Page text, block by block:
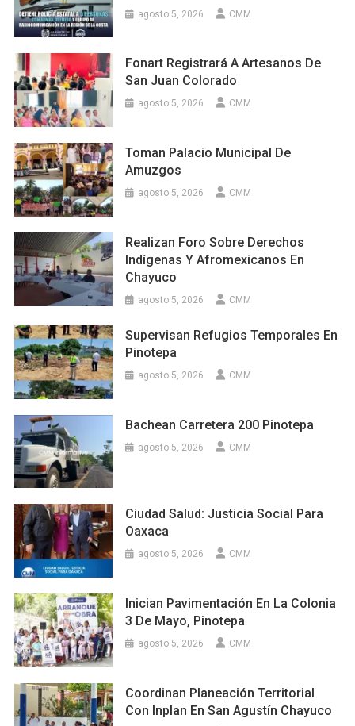
agosto 5, 2026 CMM
Fonart Registrará A Artesanos De
San Juan Colorado
agosto 5, 2026 CMM
Toman Palacio Municipal De
Amuzgos
agosto 5, 2026 CMM
Realizan Foro Sobre Derechos
Indígenas Y Afromexicanos En
Chayuco
agosto 5, 2026 CMM
Supervisan Refugios Temporales En
Pinotepa
agosto 5, 2026 CMM
Bachean Carretera 200 Pinotepa
agosto 5, 2026 CMM
Ciudad Salud: Justicia Social Para
Oaxaca
agosto 5, 2026 CMM
Inician Pavimentación En La Colonia
3 De Mayo, Pinotepa
agosto 5, 2026 CMM
Coordinan Planeación Territorial
Con Inplan En San Agustín Chayuco